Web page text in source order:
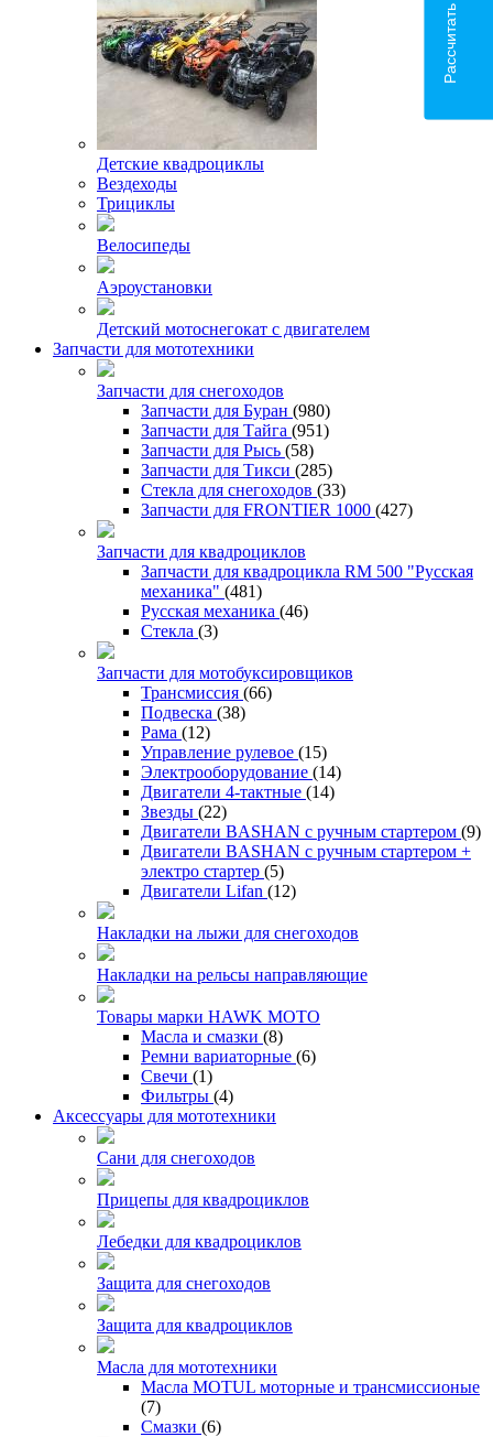
Детские квадроциклы
Вездеходы
Трициклы
Велосипеды
Аэроустановки
Детский мотоснегокат с двигателем
Запчасти для мототехники
Запчасти для снегоходов
Запчасти для Буран (980)
Запчасти для Тайга (951)
Запчасти для Рысь (58)
Запчасти для Тикси (285)
Стекла для снегоходов (33)
Запчасти для FRONTIER 1000 (427)
Запчасти для квадроциклов
Запчасти для квадроцикла RM 500 "Русская
механика" (481)
Русская механика (46)
Стекла (3)
Запчасти для мотобуксировщиков
Трансмиссия (66)
Подвеска (38)
Рама (12)
Управление рулевое (15)
Электрооборудование (14)
Двигатели 4-тактные (14)
Звезды (22)
Двигатели BASHAN с ручным стартером (9)
Двигатели BASHAN с ручным стартером +
электро стартер (5)
Двигатели Lifan (12)
Накладки на лыжи для снегоходов
Накладки на рельсы направляющие
Товары марки HAWK MOTO
Масла и смазки (8)
Ремни вариаторные (6)
Свечи (1)
Фильтры (4)
Аксессуары для мототехники
Сани для снегоходов
Прицепы для квадроциклов
Лебедки для квадроциклов
Защита для снегоходов
Защита для квадроциклов
Масла для мототехники
Масла MOTUL моторные и трансмиссионые
(7)
Смазки (6)